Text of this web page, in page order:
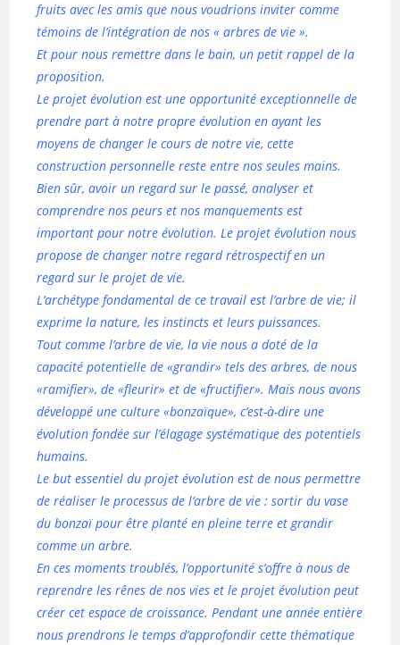
fruits avec les amis que nous voudrions inviter comme
témoins de l’intégration de nos « arbres de vie ».
Et pour nous remettre dans le bain, un petit rappel de la
proposition.
Le projet évolution est une opportunité exceptionnelle de
prendre part à notre propre évolution en ayant les
moyens de changer le cours de notre vie, cette
construction personnelle reste entre nos seules mains.
Bien sûr, avoir un regard sur le passé, analyser et
comprendre nos peurs et nos manquements est
important pour notre évolution. Le projet évolution nous
propose de changer notre regard rétrospectif en un
regard sur le projet de vie.
L’archétype fondamental de ce travail est l’arbre de vie; il
exprime la nature, les instincts et leurs puissances.
Tout comme l’arbre de vie, la vie nous a doté de la
capacité potentielle de «grandir» tels des arbres, de nous
«ramifier», de «fleurir» et de «fructifier». Mais nous avons
développé une culture «bonzaïque», c’est-à-dire une
évolution fondée sur l’élagage systématique des potentiels
humains.
Le but essentiel du projet évolution est de nous permettre
de réaliser le processus de l’arbre de vie : sortir du vase
du bonzaï pour être planté en pleine terre et grandir
comme un arbre.
En ces moments troublés, l’opportunité s’offre à nous de
reprendre les rênes de nos vies et le projet évolution peut
créer cet espace de croissance. Pendant une année entière
nous prendrons le temps d’approfondir cette thématique